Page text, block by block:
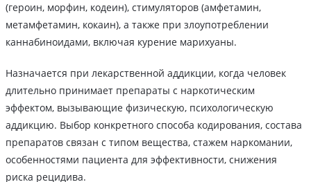
(героин, морфин, кодеин), стимуляторов (амфетамин,
метамфетамин, кокаин), а также при злоупотреблении
каннабиноидами, включая курение марихуаны.
Назначается при лекарственной аддикции, когда человек
длительно принимает препараты с наркотическим
эффектом, вызывающие физическую, психологическую
аддикцию. Выбор конкретного способа кодирования, состава
препаратов связан с типом вещества, стажем наркомании,
особенностями пациента для эффективности, снижения
риска рецидива.